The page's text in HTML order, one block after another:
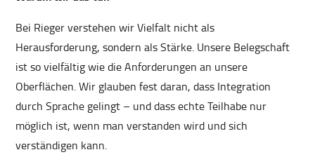
Bei Rieger verstehen wir Vielfalt nicht als
Herausforderung, sondern als Stärke. Unsere Belegschaft
ist so vielfältig wie die Anforderungen an unsere
Oberflächen. Wir glauben fest daran, dass Integration
durch Sprache gelingt – und dass echte Teilhabe nur
möglich ist, wenn man verstanden wird und sich
verständigen kann.